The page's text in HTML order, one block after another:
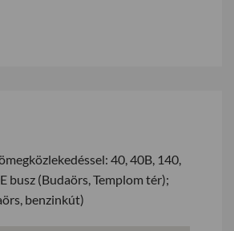
40, 40B, 140,
busz (Budaörs, Templom tér);
benzinkút)